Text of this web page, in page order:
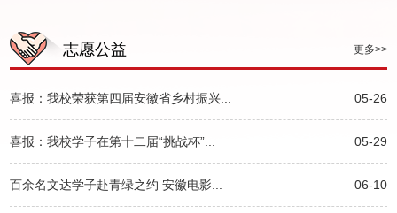
志愿公益 更多>>
05-26
喜报：我校荣获第四届安徽省乡村振兴...
05-29
喜报：我校学子在第十二届“挑战杯”...
06-10
百余名文达学子赴青绿之约 安徽电影...